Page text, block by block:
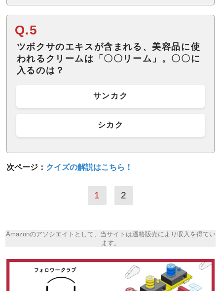
Q.5
ツボクサのエキスが含まれる、美容品に使
われるクリームは「〇〇リーム」。〇〇に
入るのは？
サンカク
シカク
次ページ： クイズの解説はこちら！
1 2
Amazonのアソシエイトとして、当サイトは適格販売により収入を得てい
ます。